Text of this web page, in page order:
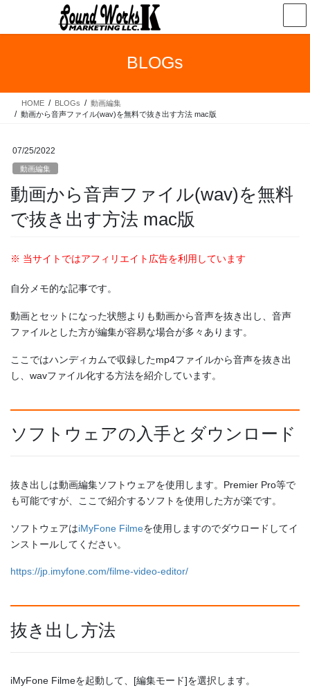
テ
ス
ゲ
ン
BLOGs
HOME BLOGs
動画編集
動画から音声ファイル(wav)を無料で抜き出す方法 mac版
07/25/2022
動画編集
動画から音声ファイル(wav)を無料
で抜き出す方法 mac版
※ 当サイトではアフィリエイト広告を利用しています
自分メモ的な記事です。
動画とセットになった状態よりも動画から音声を抜き出し、音声
ファイルとした方が編集が容易な場合が多々あります。
ここではハンディカムで収録したmp4ファイルから音声を抜き出
し、wavファイル化する方法を紹介しています。
ソフトウェアの入手とダウンロード
抜き出しは動画編集ソフトウェアを使用します。Premier Pro等で
も可能ですが、ここで紹介するソフトを使用した方が楽です。
ソフトウェアはiMyFone Filmeを使用しますのでダウロードしてイ
ンストールしてください。
https://jp.imyfone.com/filme-video-editor/
抜き出し方法
iMyFone Filmeを起動して、[編集モード]を選択します。